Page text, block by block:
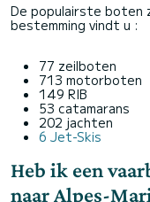
De populairste boten
bestemming vindt u :
77 zeilboten
713 motorboten
149 RIB
53 catamarans
202 jachten
6 Jet-Skis
Heb ik een
naar Alpes-